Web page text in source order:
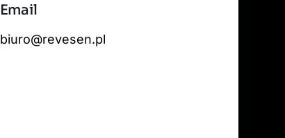
Email
biuro@revesen.pl